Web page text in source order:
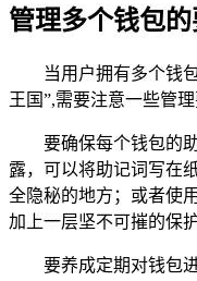
管理多个钱包的
当用户拥有多个钱
王国”,需要注意一些管
要确保每个钱包的
露，可以将助记词写在
全隐秘的地方；或者使
加上一层坚不可摧的保护
要养成定期对钱包